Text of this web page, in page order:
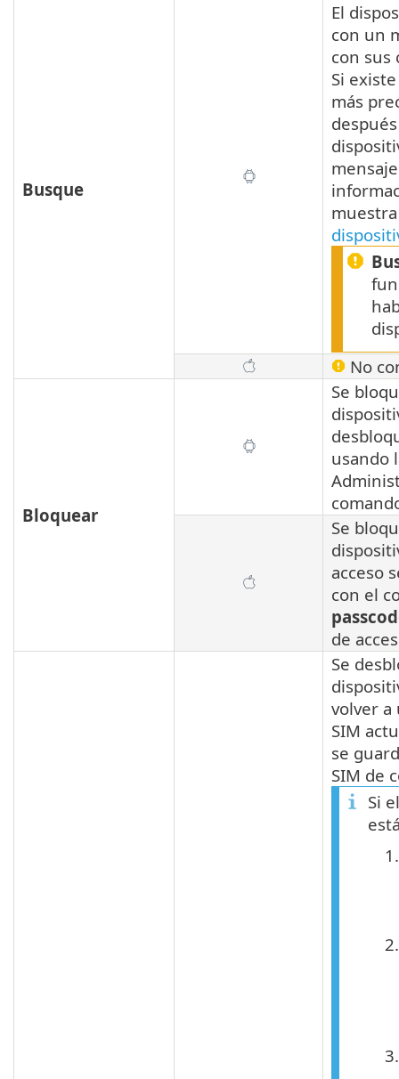
Busque
El
con un
con sus
Si
más
No
Bloquear
Se
usando
Se
acceso
con el
de
Se
volver a
SIM
se
SIM de
Si
1.
2.
3.